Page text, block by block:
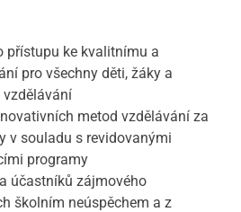
přístupu ke kvalitnímu a
pro všechny děti, žáky a
metod vzdělávání za
v souladu s revidovanými
programy
účastníků zájmového
školním neúspěchem a z